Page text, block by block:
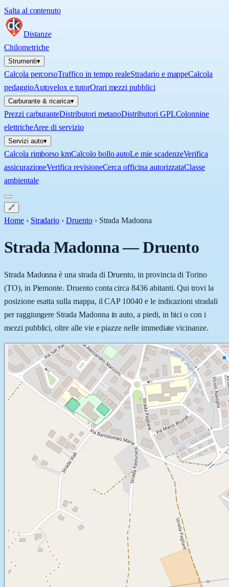
Salta al contenuto
Distanze
Chilometriche
Strumenti▾
Calcola percorsoTraffico in tempo realeStradario e mappeCalcola
pedaggioAutovelox e tutorOrari mezzi pubblici
Carburante & ricarica▾
Prezzi carburanteDistributori metanoDistributori GPLColonnine
elettricheAree di servizio
Servizi auto▾
Calcola rimborso kmCalcolo bollo autoLe mie scadenzeVerifica
assicurazioneVerifica revisioneCerca officina autorizzataClasse
ambientale
🔗
Home › Stradario › Druento › Strada Madonna
Strada Madonna—Druento
Strada Madonna è una strada di Druento, in provincia di Torino
(TO), in Piemonte. Druento conta circa 8436 abitanti. Qui trovi la
posizione esatta sulla mappa, il CAP 10040 e le indicazioni stradali
per raggiungere Strada Madonna in auto, a piedi, in bici o con i
mezzi pubblici, oltre alle vie e piazze nelle immediate vicinanze.